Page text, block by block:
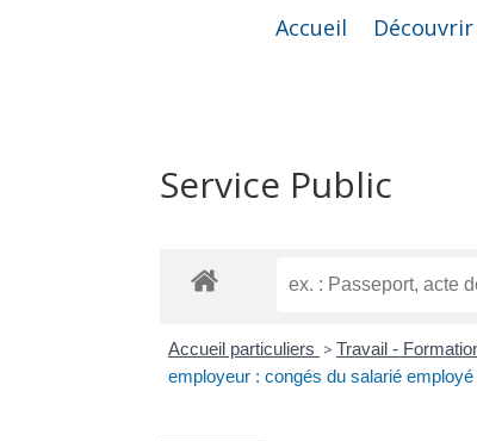
Accueil Découvrir
Service Public
Accueil particuliers > Travail -
employeur : congés du salarié